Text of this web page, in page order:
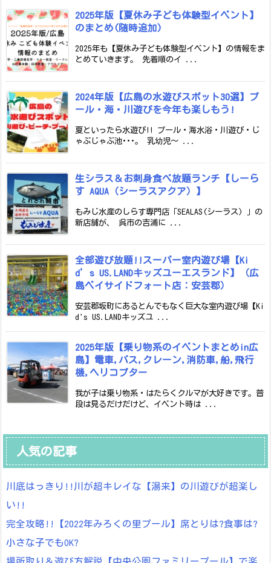
2025年版【夏休み子ども体験型イベント】
のまとめ(随時追加)
2025年も【夏休み子ども体験型イベント】の情報をま
とめていきます。 先着順のイ ...
2024年版【広島の水遊びスポット30選】プ
ール・海・川遊びを今年も楽しもう!
夏といったら水遊び!! プール・海水浴・川遊び・じ
ゃぶじゃぶ池･･･。 乳幼児～ ...
生シラス＆お刺身食べ放題ランチ【しーら
す AQUA（シーラスアクア）】
もみじ水産のしらす専門店「SEALAS(シーラス) 」の
新店舗が、 呉市の吉浦に ...
全部遊び放題!!スーパー室内遊び場【Ki
d’s US.LANDキッズユーエスランド】（広
島ベイサイドフォート店：安芸郡）
安芸郡坂町にあるとんでもなく巨大な室内遊び場【Ki
d's US.LANDキッズユ ...
2025年版【乗り物系のイベントまとめin広
島】電車,バス,クレーン,消防車,船,飛行
機,ヘリコプター
我が子は乗り物系・はたらくクルマが大好きです。普
段は見るだけだけど、イベント時は ...
人気の記事
川底はっきり!!川が超キレイな【湯来】の川遊びが超楽し
い!!
完全攻略!!【2022年みろくの里プール】席とりは?食事は?
小さな子でもOK?